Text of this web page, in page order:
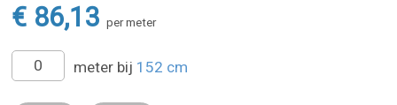
€ 86,13 per meter
meter bij 152 cm